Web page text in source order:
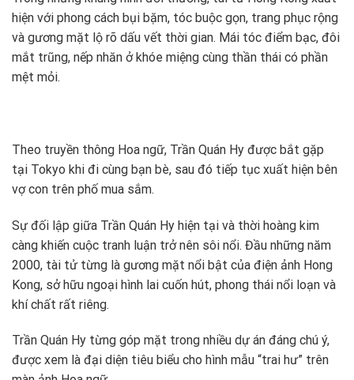
hiện với phong cách bụi bặm, tóc buộc gọn, trang phục rộng
và gương mặt lộ rõ dấu vết thời gian. Mái tóc điểm bạc, đôi
mắt trũng, nếp nhăn ở khóe miệng cùng thần thái có phần
mệt mỏi.
Theo truyền thông Hoa ngữ, Trần Quán Hy được bắt gặp
tại Tokyo khi đi cùng bạn bè, sau đó tiếp tục xuất hiện bên
vợ con trên phố mua sắm.
Sự đối lập giữa Trần Quán Hy hiện tại và thời hoàng kim
càng khiến cuộc tranh luận trở nên sôi nổi. Đầu những năm
2000, tài tử từng là gương mặt nổi bật của điện ảnh Hong
Kong, sở hữu ngoại hình lai cuốn hút, phong thái nổi loạn và
khí chất rất riêng.
Trần Quán Hy từng góp mặt trong nhiều dự án đáng chú ý,
được xem là đại diện tiêu biểu cho hình mẫu “trai hư” trên